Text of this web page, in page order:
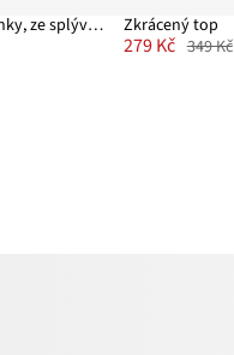
Top s úzkými ramínky, ze splývavé směsi s lyocellem Zkrácený top
279 Kč 349 Kč